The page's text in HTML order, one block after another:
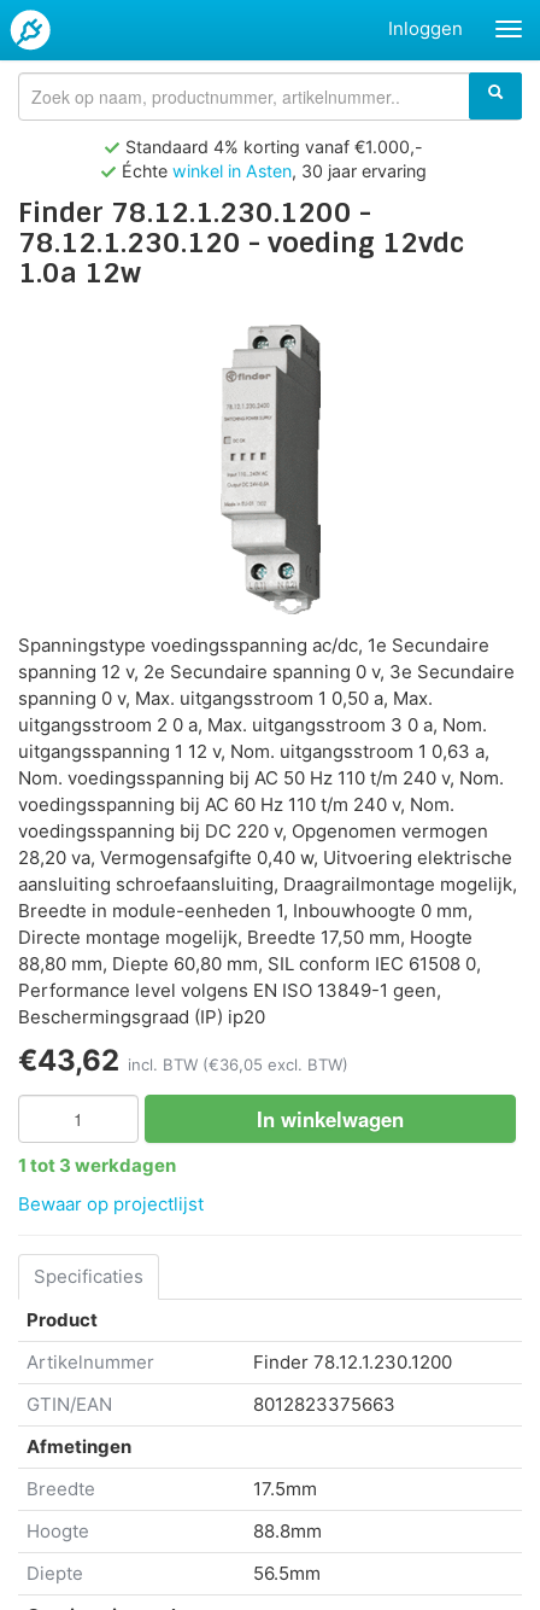
Inloggen
Standaard 4% korting vanaf €1.000,-
Échte winkel in Asten, 30 jaar ervaring
Finder 78.12.1.230.1200 -
78.12.1.230.120 - voeding 12vdc
1.0a 12w
Spanningstype voedingsspanning ac/dc, 1e Secundaire
spanning 12 v, 2e Secundaire spanning 0 v, 3e Secundaire
spanning 0 v, Max. uitgangsstroom 1 0,50 a, Max.
uitgangsstroom 2 0 a, Max. uitgangsstroom 3 0 a, Nom.
uitgangsspanning 1 12 v, Nom. uitgangsstroom 1 0,63 a,
Nom. voedingsspanning bij AC 50 Hz 110 t/m 240 v, Nom.
voedingsspanning bij AC 60 Hz 110 t/m 240 v, Nom.
voedingsspanning bij DC 220 v, Opgenomen vermogen
28,20 va, Vermogensafgifte 0,40 w, Uitvoering elektrische
aansluiting schroefaansluiting, Draagrailmontage mogelijk,
Breedte in module-eenheden 1, Inbouwhoogte 0 mm,
Directe montage mogelijk, Breedte 17,50 mm, Hoogte
88,80 mm, Diepte 60,80 mm, SIL conform IEC 61508 0,
Performance level volgens EN ISO 13849-1 geen,
Beschermingsgraad (IP) ip20
€43,62 incl. BTW (€36,05 excl. BTW)
In winkelwagen
1 tot 3 werkdagen
Bewaar op projectlijst
Specificaties
Product
Artikelnummer
Finder 78.12.1.230.1200
GTIN/EAN
8012823375663
Afmetingen
Breedte
17.5mm
Hoogte
88.8mm
Diepte
56.5mm